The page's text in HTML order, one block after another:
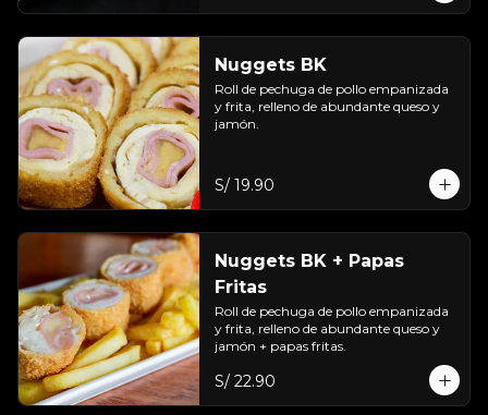
Nuggets BK
Roll de pechuga de pollo empanizada
y frita, relleno de abundante queso y
jamón.
S/ 19.90
Nuggets BK + Papas
Fritas
Roll de pechuga de pollo empanizada
y frita, relleno de abundante queso y
jamón + papas fritas.
S/ 22.90